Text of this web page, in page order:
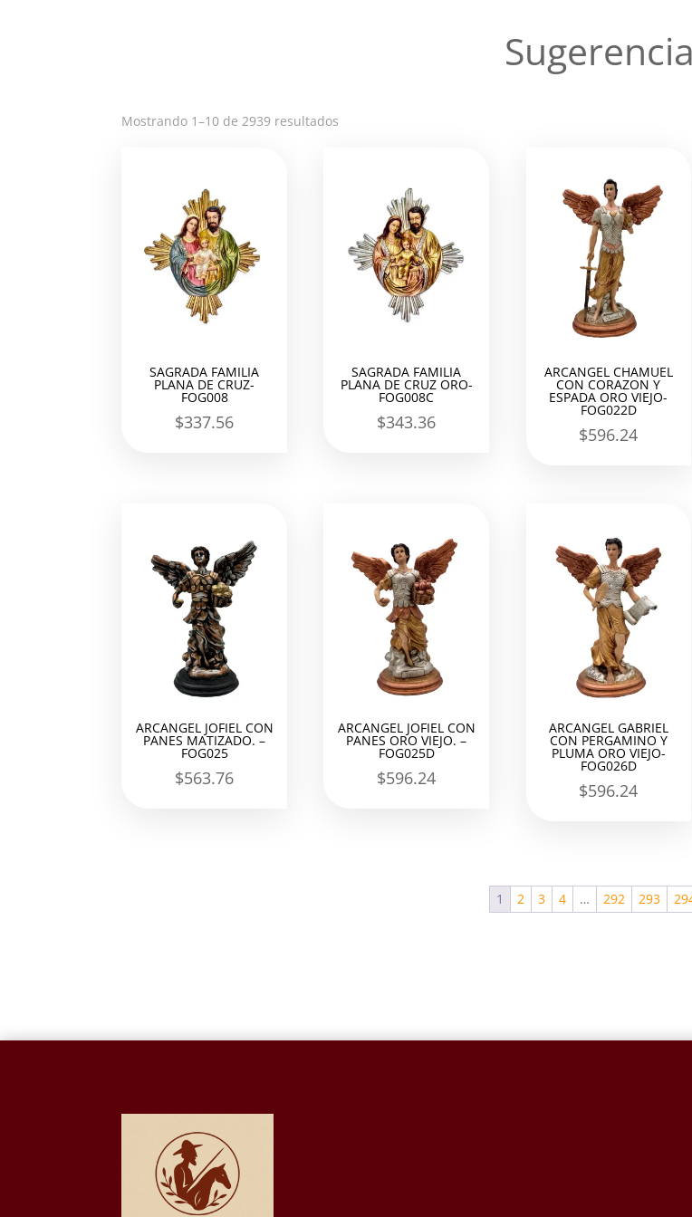
Mostrando 1–10 de 2939 resultados
SAGRADA FAMILIA
PLANA DE CRUZ-
FOG008
$337.56
SAGRADA FAMILIA
PLANA DE CRUZ ORO-
FOG008C
$343.36
ARCANGEL CHAMUEL
CON CORAZON Y
ESPADA ORO VIEJO-
FOG022D
$596.24
ARCANGEL JOFIEL CON
PANES MATIZADO. –
FOG025
$563.76
ARCANGEL JOFIEL CON
PANES ORO VIEJO. –
FOG025D
$596.24
ARCANGEL GABRIEL
CON PERGAMINO Y
PLUMA ORO VIEJO-
FOG026D
$596.24
1 2 3 4 … 292 293